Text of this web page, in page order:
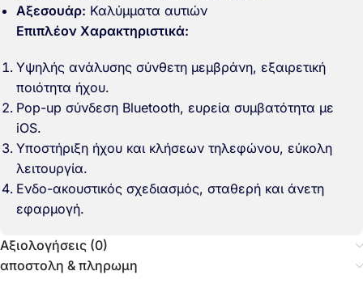
Αξεσουάρ: Καλύμματα αυτιών
Επιπλέον Χαρακτηριστικά:
Υψηλής ανάλυσης σύνθετη μεμβράνη, εξαιρετική
ποιότητα ήχου.
Pop-up σύνδεση Bluetooth, ευρεία συμβατότητα με
iOS.
Υποστήριξη ήχου και κλήσεων τηλεφώνου, εύκολη
λειτουργία.
Ενδο-ακουστικός σχεδιασμός, σταθερή και άνετη
εφαρμογή.
Αξιολογήσεις (0)
αποστολη & πληρωμη